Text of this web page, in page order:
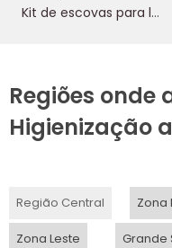
Kit de escovas para limpeza de sofá e estofados
Regiões onde
Higienização
Região Central Zona
Zona Leste Grande